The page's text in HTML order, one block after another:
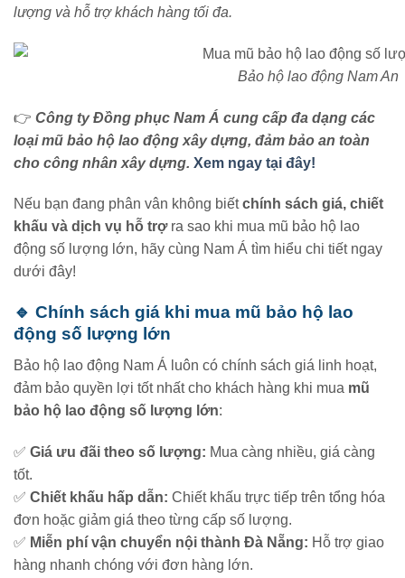
lượng và hỗ trợ khách hàng tối đa.
Bảo hộ lao động Nam An
👉 Công ty Đồng phục Nam Á cung cấp đa dạng các
loạimũ bảo hộ lao động xây dựng, đảm bảo an toàn
cho công nhân xây dựng. Xem ngay tại đây!
Nếu bạn đang phân vân không biếtchính sách giá, chiết
khấu và dịch vụ hỗ trợra sao khi mua mũ bảo hộ lao
động số lượng lớn, hãy cùng Nam Á tìm hiểu chi tiết ngay
dưới đây!
🔹 Chính sách giá khi mua mũ bảo hộ lao
động số lượng lớn
Bảo hộ lao động Nam Á luôn có chính sách giá linh hoạt,
đảm bảo quyền lợi tốt nhất cho khách hàng khi mua mũ
bảo hộ lao động số lượng lớn:
✅ Giá ưu đãi theo số lượng: Mua càng nhiều, giá càng
tốt.
✅ Chiết khấu hấp dẫn: Chiết khấu trực tiếp trên tổng hóa
đơn hoặc giảm giá theo từng cấp số lượng.
✅ Miễn phí vận chuyển nội thành Đà Nẵng: Hỗ trợ giao
hàng nhanh chóng với đơn hàng lớn.